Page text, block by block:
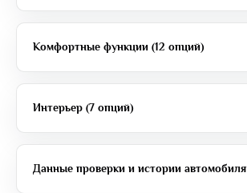
Комфортные функции (12 опций)
Интерьер (7 опций)
Данные проверки и истории автомобиля